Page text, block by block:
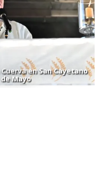
en San Cayetano
Mayo